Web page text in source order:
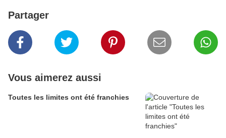
Partager
Vous aimerez aussi
Toutes les limites ont été franchies